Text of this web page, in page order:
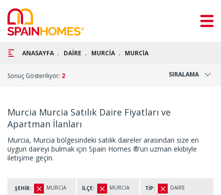
ANASAYFA DAİRE MURCİA MURCİA
SIRALAMA
Sonuç Gösteriliyor: 2
Murcia Murcia Satılık Daire Fiyatları ve
Apartman İlanları
Murcia, Murcia bölgesindeki satılık daireler arasından size en
uygun daireyi bulmak için Spain Homes ®’un uzman ekibiyle
iletişime geçin.
ŞEHİR: MURCİA İLÇE: MURCİA TİP: DAİRE